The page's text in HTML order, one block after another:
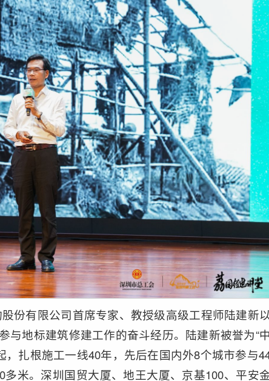
份有限公司首席专家、教授级高级工程师陆建新
与地标建筑修建工作的奋斗经历。陆建新被誉为“中
扎根施工一线40年，先后在国内外8个城市参与
米。深圳国贸大厦、地王大厦、京基100、平安